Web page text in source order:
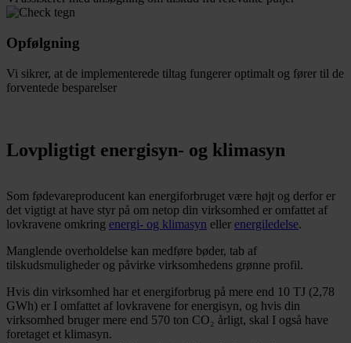
Opfølgning
Vi sikrer, at de implementerede tiltag fungerer optimalt og fører til de
forventede besparelser
Lovpligtigt energisyn- og klimasyn
Som fødevareproducent kan energiforbruget være højt og derfor er
det vigtigt at have styr på om netop din virksomhed er omfattet af
lovkravene omkring energi- og klimasyn eller energiledelse.
Manglende overholdelse kan medføre bøder, tab af
tilskudsmuligheder og påvirke virksomhedens grønne profil.
Hvis din virksomhed har et energiforbrug på mere end 10 TJ (2,78
GWh) er I omfattet af lovkravene for energisyn, og hvis din
virksomhed bruger mere end 570 ton CO₂ årligt, skal I også have
foretaget et klimasyn.